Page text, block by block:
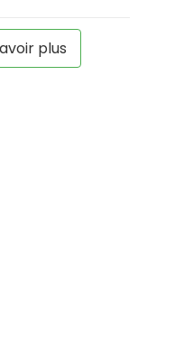
plus